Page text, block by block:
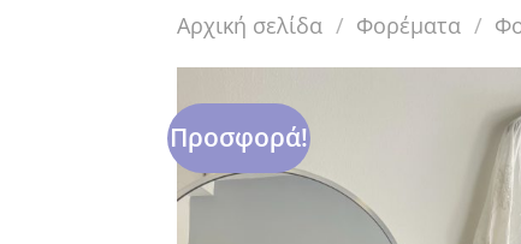
Αρχική σελίδα / Φορέματα /
Προσφορά!